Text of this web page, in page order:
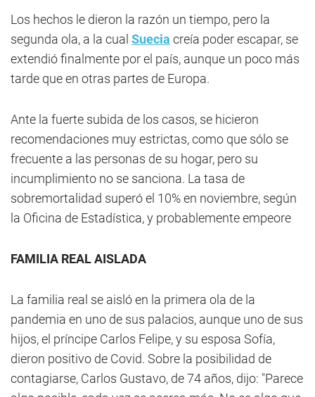
Los hechos le dieron la razón un tiempo, pero la
segunda ola, a la cual Suecia creía poder escapar, se
extendió finalmente por el país, aunque un poco más
tarde que en otras partes de Europa.
Ante la fuerte subida de los casos, se hicieron
recomendaciones muy estrictas, como que sólo se
frecuente a las personas de su hogar, pero su
incumplimiento no se sanciona. La tasa de
sobremortalidad superó el 10% en noviembre, según
la Oficina de Estadística, y probablemente empeore
FAMILIA REAL AISLADA
La familia real se aisló en la primera ola de la
pandemia en uno de sus palacios, aunque uno de sus
hijos, el príncipe Carlos Felipe, y su esposa Sofía,
dieron positivo de Covid. Sobre la posibilidad de
contagiarse, Carlos Gustavo, de 74 años, dijo: "Parece